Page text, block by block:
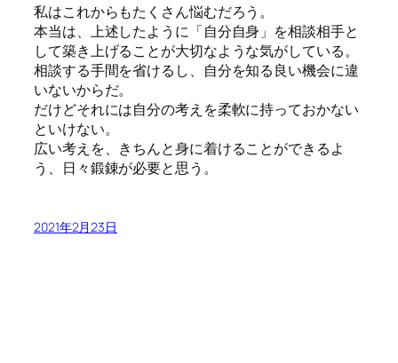
私はこれからもたくさん悩むだろう。
本当は、上述したように「自分自身」を相談相手と
して築き上げることが大切なような気がしている。
相談する手間を省けるし、自分を知る良い機会に違
いないからだ。
だけどそれには自分の考えを柔軟に持っておかない
といけない。
広い考えを、きちんと身に着けることができるよ
う、日々鍛錬が必要と思う。
2021年2月23日